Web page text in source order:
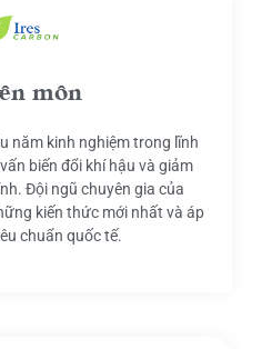
môn
năm kinh nghiệm trong lĩnh
biến đổi khí hậu và giảm
Đội ngũ chuyên gia của
kiến thức mới nhất và áp
chuẩn quốc tế.